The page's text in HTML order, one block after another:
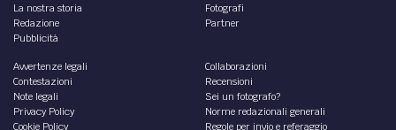
La nostra storia
Redazione
Pubblicità
Fotografi
Partner
Avvertenze legali
Contestazioni
Note legali
Privacy Policy
Cookie Policy
Collaborazioni
Recensioni
Sei un fotografo?
Norme redazionali generali
Regole per invio e referaggio